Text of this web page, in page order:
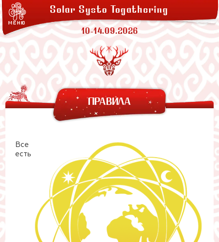
МЕНЮ
Solar Systo Togathering
10-14.09.2026
СОЛАРХЕЙМ
ЗАКАТНАЯ
ЛАВКИ
ПРОЖИВАНИЕ
АРЕНДА ПАЛАТОК
ПРАВИЛА
Все
есть